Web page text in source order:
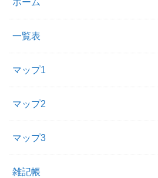
一覧表
マップ1
マップ2
マップ3
雑記帳